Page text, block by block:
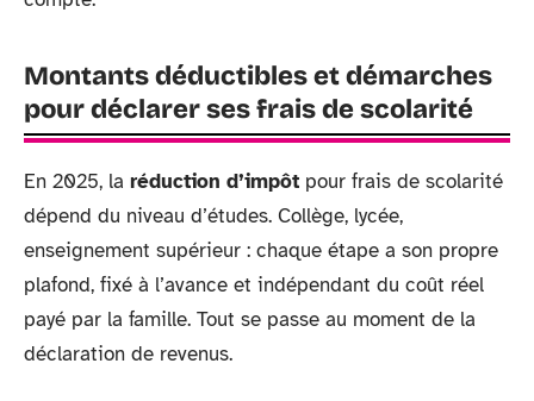
Montants déductibles et démarches
pour déclarer ses frais de scolarité
En 2025, la réduction d’impôt pour frais de scolarité
dépend du niveau d’études. Collège, lycée,
enseignement supérieur : chaque étape a son propre
plafond, fixé à l’avance et indépendant du coût réel
payé par la famille. Tout se passe au moment de la
déclaration de revenus.